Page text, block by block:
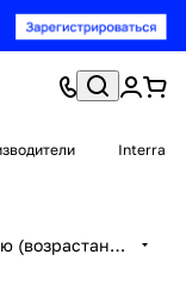
Interra
По умолчанию (возрастание)